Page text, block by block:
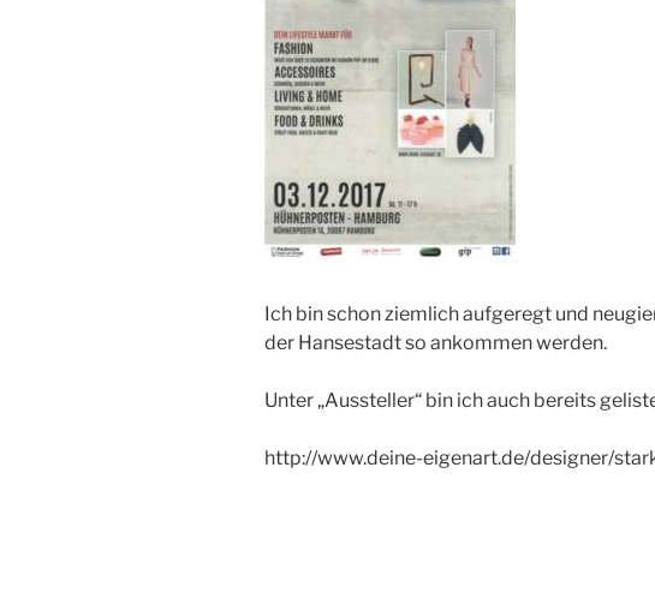
Ich bin schon ziemlich aufgeregt und
der Hansestadt so ankommen werden.
Unter „Aussteller“ bin ich auch bereits
http://www.deine-eigenart.de/designer/